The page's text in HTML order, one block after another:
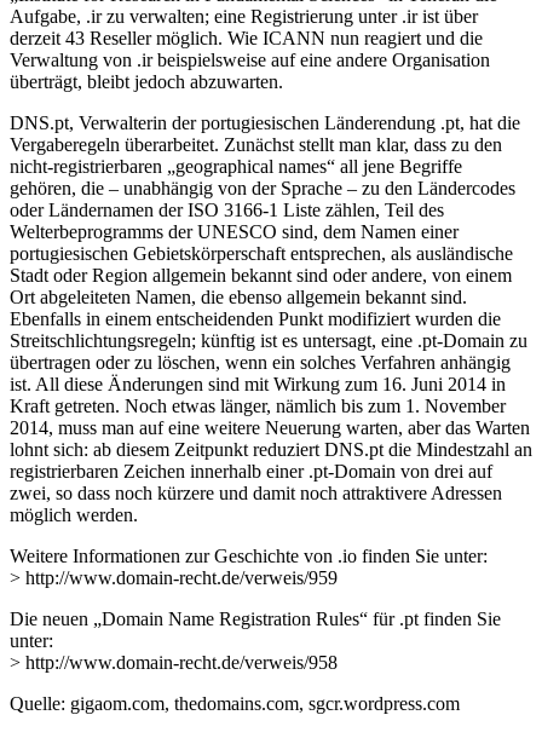
Aufgabe, .ir zu verwalten; eine Registrierung unter .ir ist über
derzeit 43 Reseller möglich. Wie ICANN nun reagiert und die
Verwaltung von .ir beispielsweise auf eine andere Organisation
überträgt, bleibt jedoch abzuwarten.
DNS.pt, Verwalterin der portugiesischen Länderendung .pt, hat die
Vergaberegeln überarbeitet. Zunächst stellt man klar, dass zu den
nicht-registrierbaren „geographical names“ all jene Begriffe
gehören, die – unabhängig von der Sprache – zu den Ländercodes
oder Ländernamen der ISO 3166-1 Liste zählen, Teil des
Welterbeprogramms der UNESCO sind, dem Namen einer
portugiesischen Gebietskörperschaft entsprechen, als ausländische
Stadt oder Region allgemein bekannt sind oder andere, von einem
Ort abgeleiteten Namen, die ebenso allgemein bekannt sind.
Ebenfalls in einem entscheidenden Punkt modifiziert wurden die
Streitschlichtungsregeln; künftig ist es untersagt, eine .pt-Domain zu
übertragen oder zu löschen, wenn ein solches Verfahren anhängig
ist. All diese Änderungen sind mit Wirkung zum 16. Juni 2014 in
Kraft getreten. Noch etwas länger, nämlich bis zum 1. November
2014, muss man auf eine weitere Neuerung warten, aber das Warten
lohnt sich: ab diesem Zeitpunkt reduziert DNS.pt die Mindestzahl an
registrierbaren Zeichen innerhalb einer .pt-Domain von drei auf
zwei, so dass noch kürzere und damit noch attraktivere Adressen
möglich werden.
Weitere Informationen zur Geschichte von .io finden Sie unter:
> http://www.domain-recht.de/verweis/959
Die neuen „Domain Name Registration Rules“ für .pt finden Sie
unter:
> http://www.domain-recht.de/verweis/958
Quelle: gigaom.com, thedomains.com, sgcr.wordpress.com